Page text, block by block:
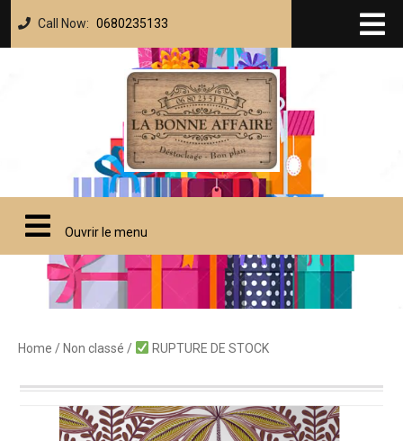
Call Now: 0680235133
Ouvrir le menu
Home / Non classé / RUPTURE DE STOCK